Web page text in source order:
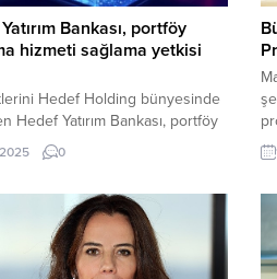
Bankası, portföy
hizmeti sağlama yetkisi
Hedef Holding bünyesinde
Hedef Yatırım Bankası, portföy
hizmeti sağlamak adına gerekli
açıkladı.
0